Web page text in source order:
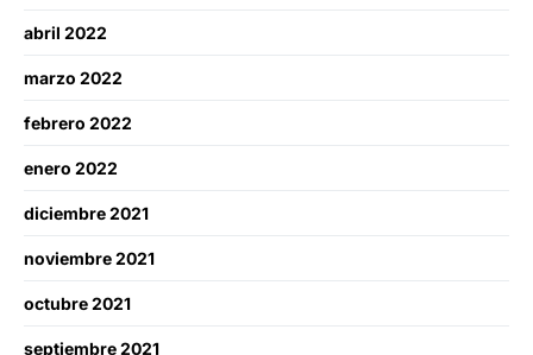
abril 2022
marzo 2022
febrero 2022
enero 2022
diciembre 2021
noviembre 2021
octubre 2021
septiembre 2021